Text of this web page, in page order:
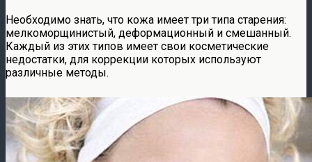
Необходимо знать, что кожа имеет три типа старения:
мелкоморщинистый, деформационный и смешанный.
Каждый из этих типов имеет свои косметические
недостатки, для коррекции которых используют
различные методы.